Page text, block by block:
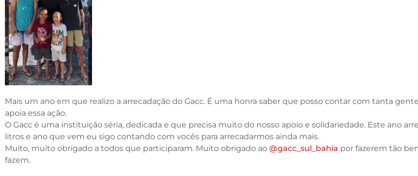
Mais um ano em que realizo a arrecadação do Gacc. É uma honra saber que posso contar com tanta
apoia essa ação.
O Gacc é uma instituição séria, dedicada e que precisa muito do nosso apoio e solidariedade. Este ano
litros e ano que vem eu sigo contando com vocês para arrecadarmos ainda mais.
Muito, muito obrigado a todos que participaram. Muito obrigado ao @gacc_sul_bahia por fazerem tão
fazem.